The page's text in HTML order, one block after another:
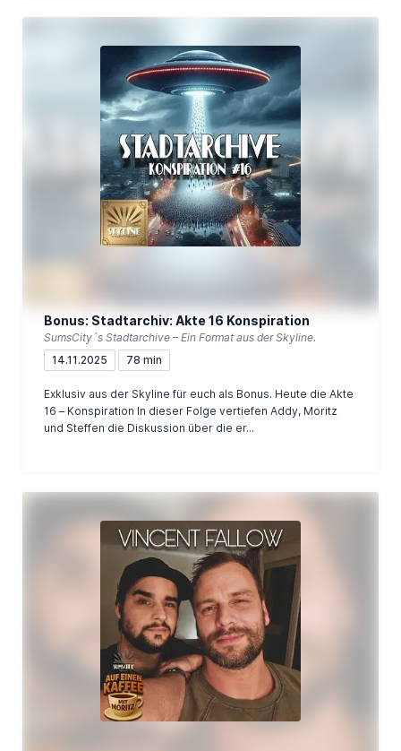
Bonus: Stadtarchiv: Akte 16 Konspiration
SumsCity´s Stadtarchive – Ein Format aus der Skyline.
14.11.2025
78 min
Exklusiv aus der Skyline für euch als Bonus. Heute die Akte
16 – Konspiration In dieser Folge vertiefen Addy, Moritz
und Steffen die Diskussion über die er...